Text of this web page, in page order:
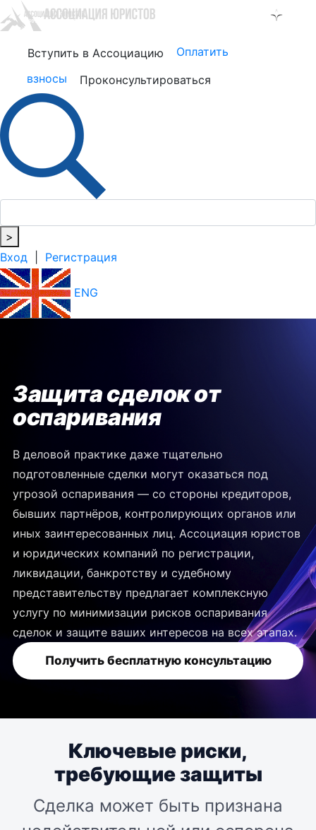
Вступить в Ассоциацию
Оплатить
взносы
Проконсультироваться
>
Вход
Регистрация
ENG
Защита сделок от
оспаривания
В деловой практике даже тщательно
подготовленные сделки могут оказаться под
угрозой оспаривания — со стороны кредиторов,
бывших партнёров, контролирующих органов или
иных заинтересованных лиц. Ассоциация юристов
и юридических компаний по регистрации,
ликвидации, банкротству и судебному
представительству предлагает комплексную
услугу по минимизации рисков оспаривания
сделок и защите ваших интересов на всех этапах.
Получить бесплатную консультацию
Ключевые риски,
требующие защиты
Сделка может быть признана